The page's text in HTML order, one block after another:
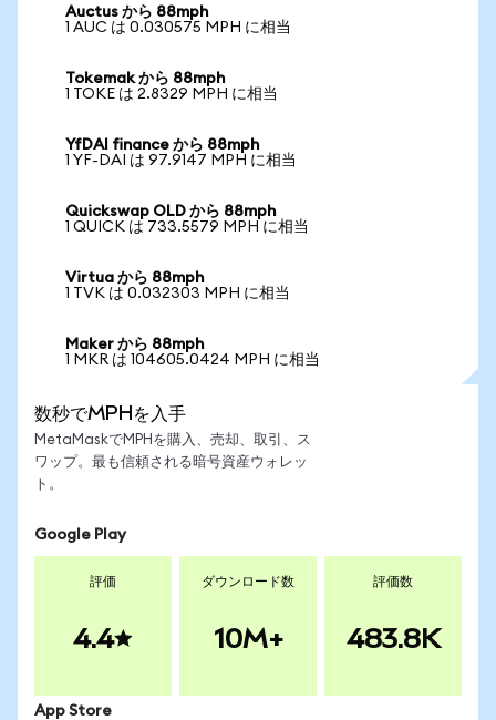
Auctus から 88mph
1 AUC は 0.030575 MPH に相当
Tokemak から 88mph
1 TOKE は 2.8329 MPH に相当
YfDAI finance から 88mph
1 YF-DAI は 97.9147 MPH に相当
Quickswap OLD から 88mph
1 QUICK は 733.5579 MPH に相当
Virtua から 88mph
1 TVK は 0.032303 MPH に相当
Maker から 88mph
1 MKR は 104605.0424 MPH に相当
数秒でMPHを入手
MetaMaskでMPHを購入、売却、取引、ス
ワップ。最も信頼される暗号資産ウォレッ
ト。
Google Play
評価
4.4
ダウンロード数
10M+
評価数
483.8K
App Store